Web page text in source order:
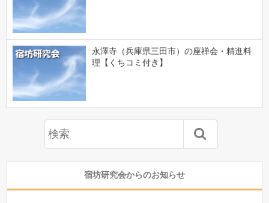
永澤寺（兵庫県三田市）の座禅会・精進料
理【くちコミ付き】
宿坊研究会からのお知らせ